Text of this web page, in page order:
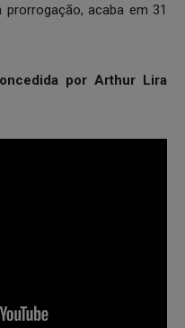
acaba em 31
por Arthur Lira